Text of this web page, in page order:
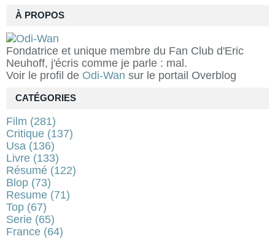
À PROPOS
Fondatrice et unique membre du Fan Club d'Eric
Neuhoff, j'écris comme je parle : mal.
Voir le profil de Odi-Wan sur le portail Overblog
CATÉGORIES
Film (281)
Critique (137)
Usa (136)
Livre (133)
Résumé (122)
Blop (73)
Resume (71)
Top (67)
Serie (65)
France (64)